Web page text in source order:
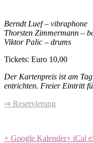
Berndt Luef – vibraphone
Thorsten Zimmermann –
Viktor Palic – drums
Tickets: Euro 10,00
Der Kartenpreis ist am
entrichten. Freier Eintritt
⇒ Reservierung
+ Google Kalender+ iCal